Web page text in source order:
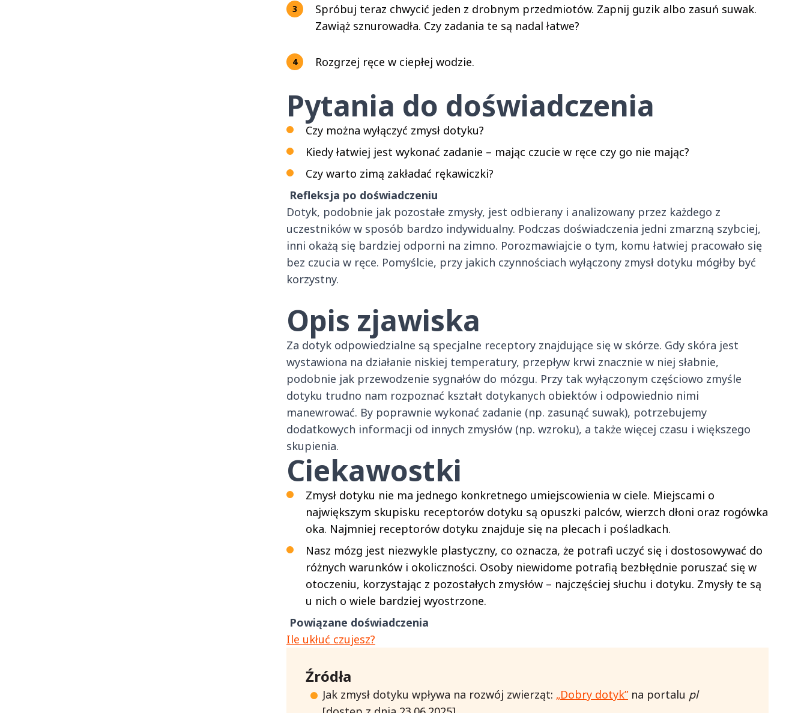
Spróbuj teraz chwycić jeden z drobnym przedmiotów. Zapnij guzik albo zasuń suwak.
Zawiąż sznurowadła. Czy zadania te są nadal łatwe?
Rozgrzej ręce w ciepłej wodzie.
Pytania do doświadczenia
Czy można wyłączyć zmysł dotyku?
Kiedy łatwiej jest wykonać zadanie – mając czucie w ręce czy go nie mając?
Czy warto zimą zakładać rękawiczki?
Refleksja po doświadczeniu
Dotyk, podobnie jak pozostałe zmysły, jest odbierany i analizowany przez każdego z
uczestników w sposób bardzo indywidualny. Podczas doświadczenia jedni zmarzną szybciej,
inni okażą się bardziej odporni na zimno. Porozmawiajcie o tym, komu łatwiej pracowało się
bez czucia w ręce. Pomyślcie, przy jakich czynnościach wyłączony zmysł dotyku mógłby być
korzystny.
Opis zjawiska
Za dotyk odpowiedzialne są specjalne receptory znajdujące się w skórze. Gdy skóra jest
wystawiona na działanie niskiej temperatury, przepływ krwi znacznie w niej słabnie,
podobnie jak przewodzenie sygnałów do mózgu. Przy tak wyłączonym częściowo zmyśle
dotyku trudno nam rozpoznać kształt dotykanych obiektów i odpowiednio nimi
manewrować. By poprawnie wykonać zadanie (np. zasunąć suwak), potrzebujemy
dodatkowych informacji od innych zmysłów (np. wzroku), a także więcej czasu i większego
skupienia.
Ciekawostki
Zmysł dotyku nie ma jednego konkretnego umiejscowienia w ciele. Miejscami o
największym skupisku receptorów dotyku są opuszki palców, wierzch dłoni oraz rogówka
oka. Najmniej receptorów dotyku znajduje się na plecach i pośladkach.
Nasz mózg jest niezwykle plastyczny, co oznacza, że potrafi uczyć się i dostosowywać do
różnych warunków i okoliczności. Osoby niewidome potrafią bezbłędnie poruszać się w
otoczeniu, korzystając z pozostałych zmysłów – najczęściej słuchu i dotyku. Zmysły te są
u nich o wiele bardziej wyostrzone.
Powiązane doświadczenia
Ile ukłuć czujesz?
Źródła
Jak zmysł dotyku wpływa na rozwój zwierząt: „Dobry dotyk”na portalu pl